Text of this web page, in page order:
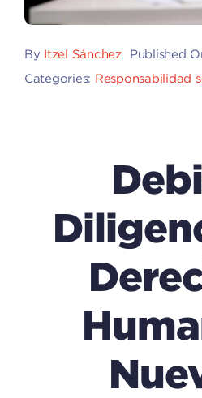
By Itzel Sánchez
Published
Categories: Responsabilidad